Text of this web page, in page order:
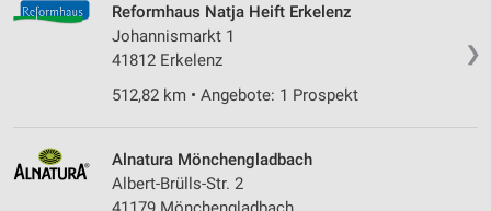
❯
Reformhaus Natja Heift Erkelenz
Johannismarkt 1
41812 Erkelenz
512,82 km • Angebote: 1 Prospekt
Alnatura Mönchengladbach
Albert-Brülls-Str. 2
IAB-Verarbeitungszwecke:
Speichern von oder Zugriff auf Informationen
auf einem Endgerät
Erstellung von Profilen für personalisierte